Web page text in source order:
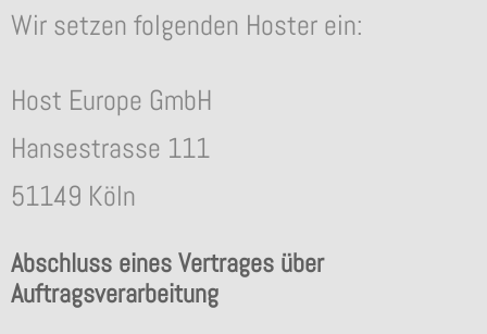
Wir setzen folgenden Hoster ein:
Host Europe GmbH
Hansestrasse 111
51149 Köln
Abschluss eines Vertrages über
Auftragsverarbeitung